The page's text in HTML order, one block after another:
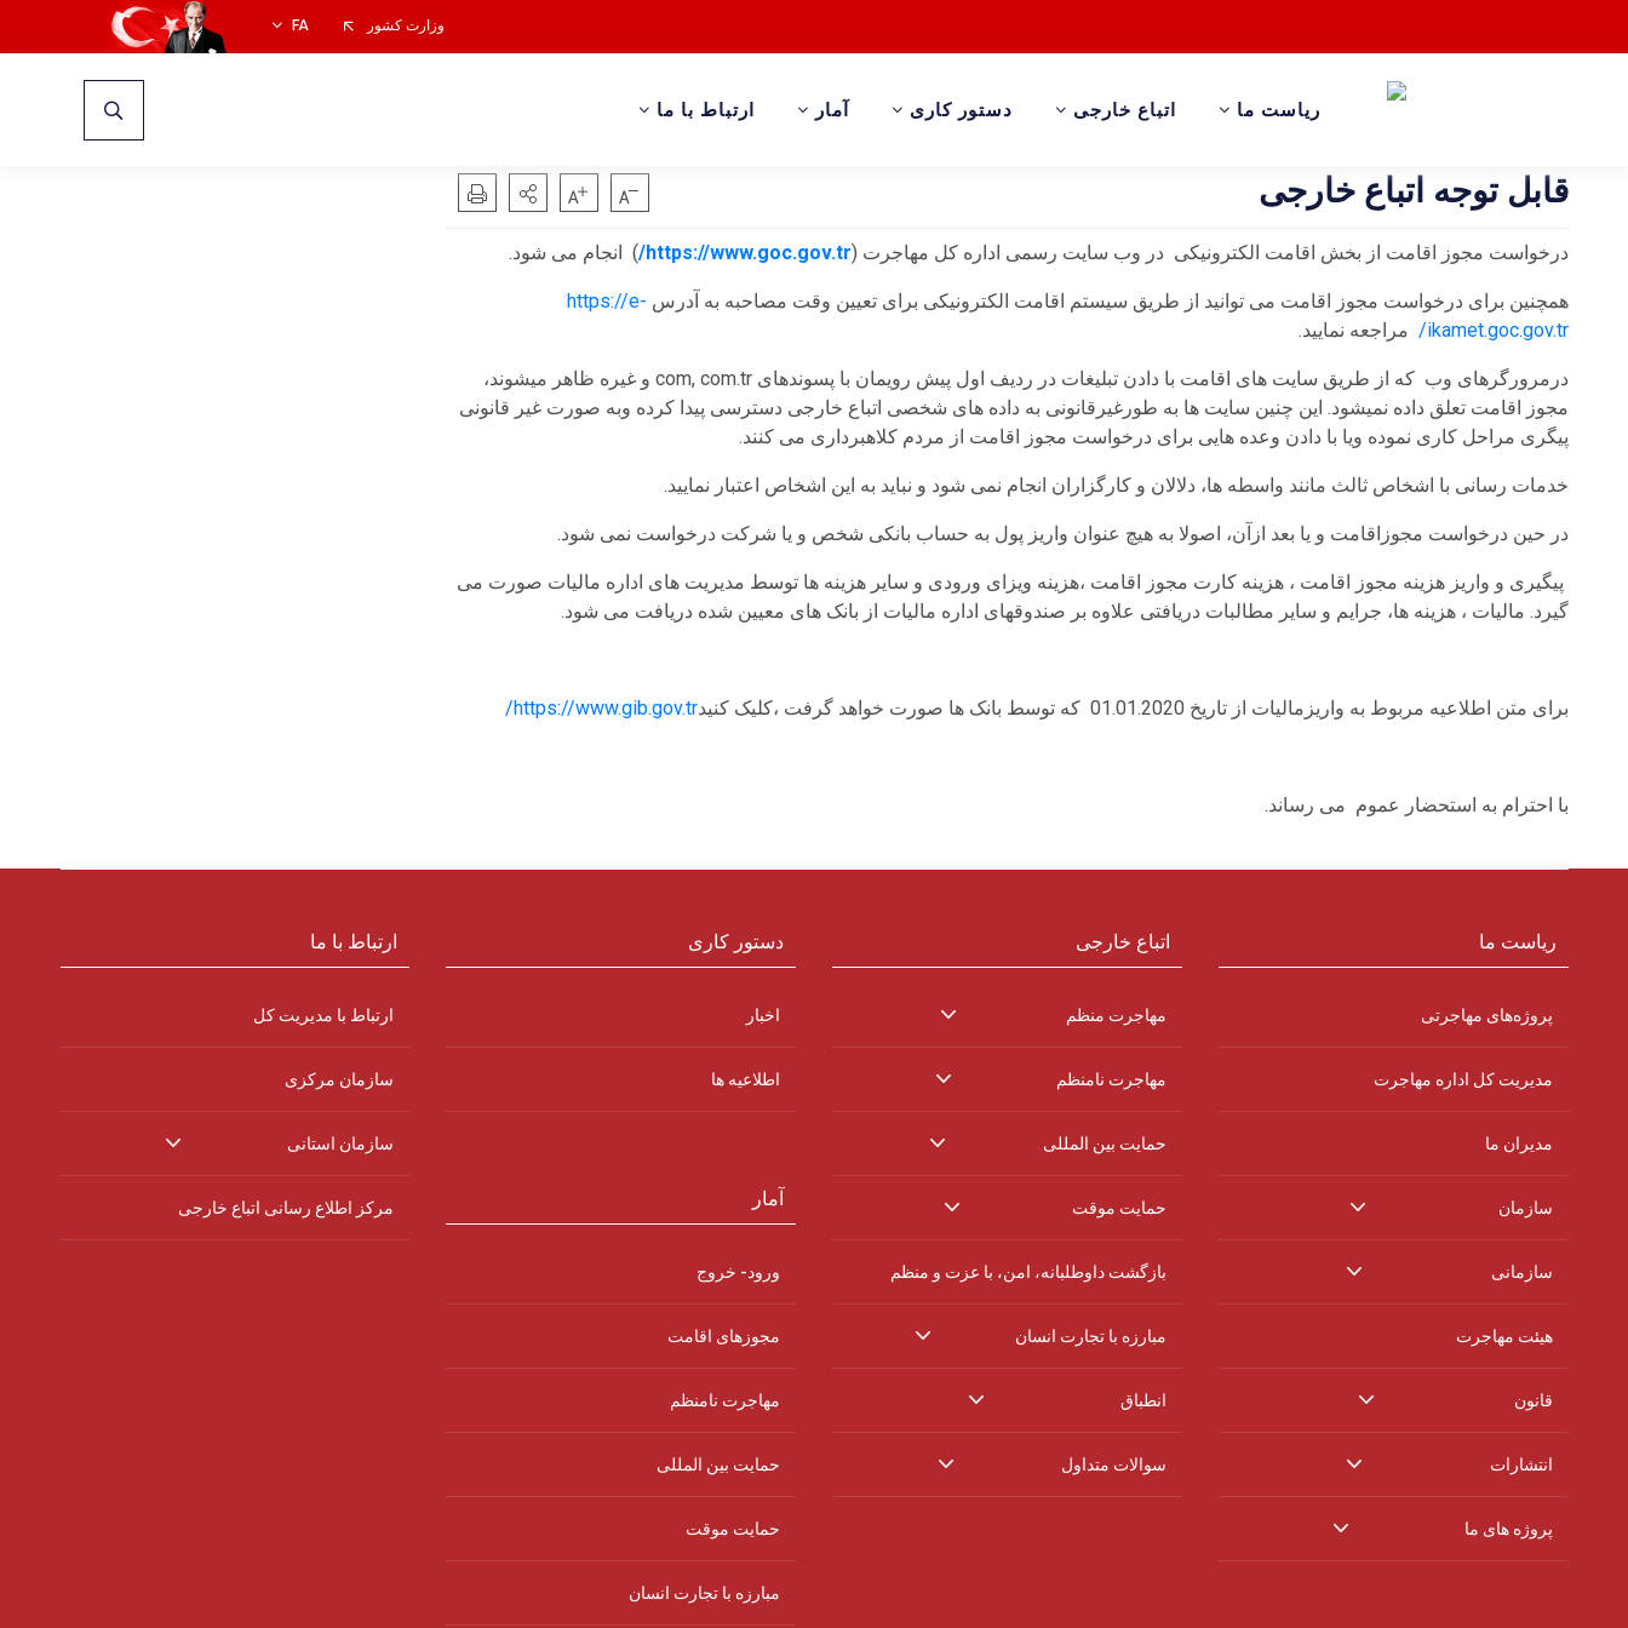
وزارت کشور FA
ریاست ما اتباع خارجی دستور کاری آمار ارتباط با ما
قابل توجه اتباع خارجی
درخواست مجوز اقامت از بخش اقامت الکترونیکی در وب سایت رسمی اداره کل مهاجرت (https://www.goc.gov.tr/ ) انجام می شود.
همچنین برای درخواست مجوز اقامت می توانید از طریق سیستم اقامت الکترونیکی برای تعیین وقت مصاحبه به آدرس https://e-
ikamet.goc.gov.tr/
مراجعه نمایید.
درمرورگرهای وب که از طریق سایت های اقامت با دادن تبلیغات در ردیف اول پیش رویمان با پسوندهای com, com.tr و غیره ظاهر میشوند،
مجوز اقامت تعلق داده نمیشود. این چنین سایت ها به طورغیرقانونی به داده های شخصی اتباع خارجی دسترسی پیدا کرده وبه صورت غیر قانونی
پیگری مراحل کاری نموده ویا با دادن وعده هایی برای درخواست مجوز اقامت از مردم کلاهبرداری می کنند.
خدمات رسانی با اشخاص ثالث مانند واسطه ها، دلالان و کارگزاران انجام نمی شود و نباید به این اشخاص اعتبار نمایید.
در حین درخواست مجوزاقامت و یا بعد ازآن، اصولا به هیچ عنوان واریز پول به حساب بانکی شخص و یا شرکت درخواست نمی شود.
پیگیری و واریز هزینه مجوز اقامت ، هزینه کارت مجوز اقامت ،هزینه ویزای ورودی و سایر هزینه ها توسط مدیریت های اداره مالیات صورت می
گیرد. مالیات ، هزینه ها، جرایم و سایر مطالبات دریافتی علاوه بر صندوقهای اداره مالیات از بانک های معیین شده دریافت می شود.
برای متن اطلاعیه مربوط به واریزمالیات از تاریخ 01.01.2020 که توسط بانک ها صورت خواهد گرفت ،کلیک کنید https://www.gib.gov.tr/
با احترام به استحضار عموم می رساند.
ریاست ما
پروژه‌های مهاجرتی
مدیریت کل اداره مهاجرت
مدیران ما
سازمان
سازمانی
هیئت مهاجرت
قانون
انتشارات
پروژه های ما
اتباع خارجی
مهاجرت منظم
مهاجرت نامنظم
حمایت بین المللی
حمایت موقت
بازگشت داوطلبانه، امن، با عزت و منظم
مبارزه با تجارت انسان
انطباق
سوالات متداول
دستور کاری
اخبار
اطلاعیه ها
آمار
ورود- خروج
مجوزهای اقامت
مهاجرت نامنظم
حمایت بین المللی
حمایت موقت
مبارزه با تجارت انسان
ارتباط با ما
ارتباط با مدیریت کل
سازمان مرکزی
سازمان استانی
مرکز اطلاع رسانی اتباع خارجی